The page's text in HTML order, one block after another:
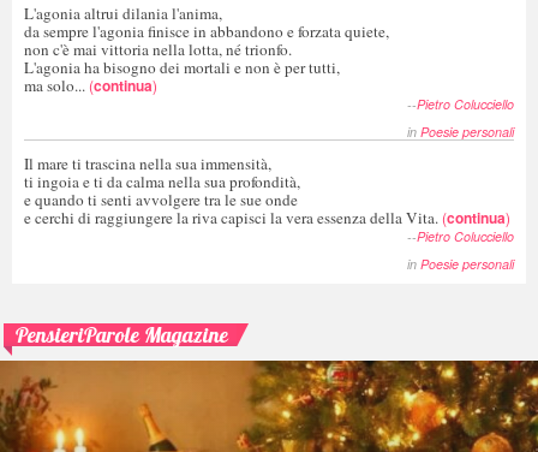
L'agonia altrui dilania l'anima,
da sempre l'agonia finisce in abbandono e forzata quiete,
non c'è mai vittoria nella lotta, né trionfo.
L'agonia ha bisogno dei mortali e non è per tutti,
ma solo... (continua)
--Pietro Colucciello
in Poesie personali
Il mare ti trascina nella sua immensità,
ti ingoia e ti da calma nella sua profondità,
e quando ti senti avvolgere tra le sue onde
e cerchi di raggiungere la riva capisci la vera essenza della Vita. (continua)
--Pietro Colucciello
in Poesie personali
PensieriParole Magazine